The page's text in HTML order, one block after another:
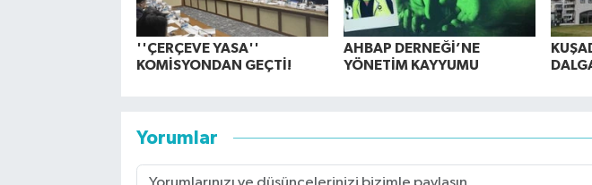
''ÇERÇEVE YASA''
KOMİSYONDAN GEÇTİ!
AHBAP DERNEĞİ’NE
YÖNETİM KAYYUMU
Yorumlar